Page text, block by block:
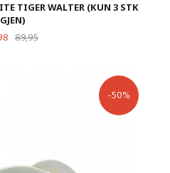
TIGER WALTER (KUN 3 STK
89,95Rabatt
-50%